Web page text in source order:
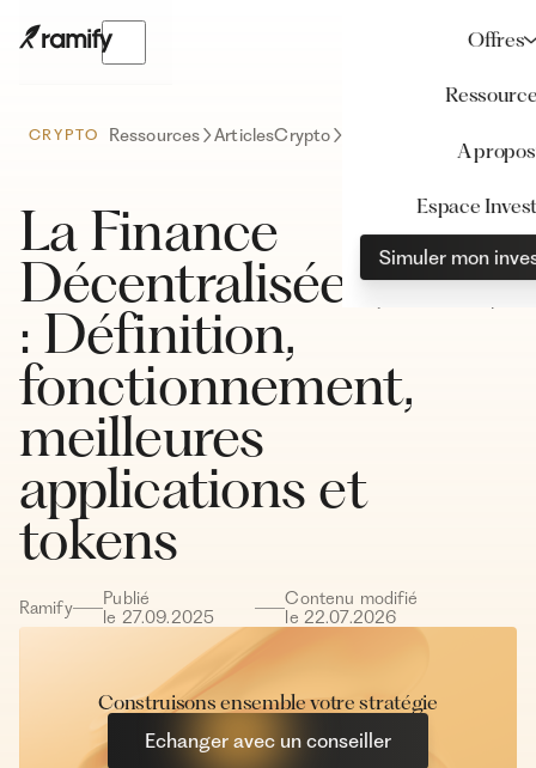
Offres
A propos
Espace
Simuler mon
CRYPTO Ressources ArticlesCrypto
La Finance
Décentralisée (DeFi)
: Définition,
fonctionnement,
meilleures
applications et
tokens
Ramify
Publié
le 27.09.2025
Contenu modifié
le 22.07.2026
Construisons ensemble votre stratégie
Echanger avec un conseiller